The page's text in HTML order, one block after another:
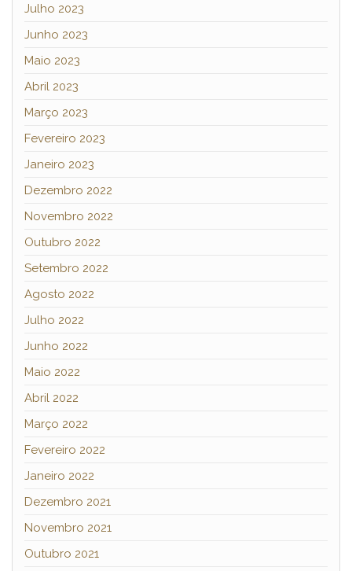
Julho 2023
Junho 2023
Maio 2023
Abril 2023
Março 2023
Fevereiro 2023
Janeiro 2023
Dezembro 2022
Novembro 2022
Outubro 2022
Setembro 2022
Agosto 2022
Julho 2022
Junho 2022
Maio 2022
Abril 2022
Março 2022
Fevereiro 2022
Janeiro 2022
Dezembro 2021
Novembro 2021
Outubro 2021